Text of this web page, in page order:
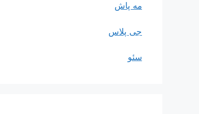
مه پاش
جی پلاس
سئو